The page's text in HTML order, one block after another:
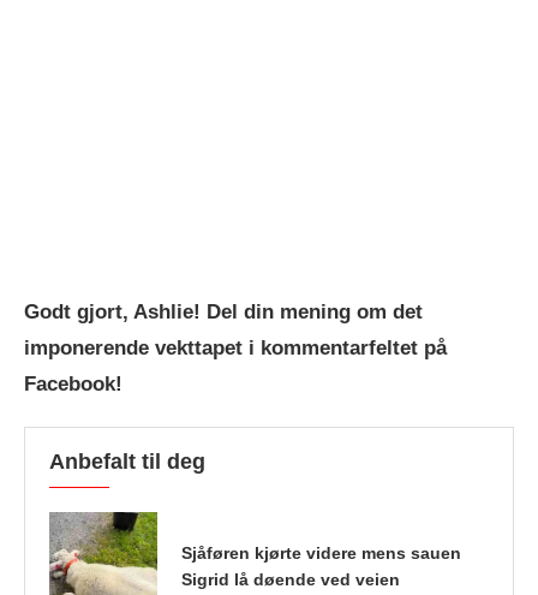
Godt gjort, Ashlie! Del din mening om det
imponerende vekttapet i kommentarfeltet på
Facebook!
Anbefalt til deg
Sjåføren kjørte videre mens sauen
Sigrid lå døende ved veien